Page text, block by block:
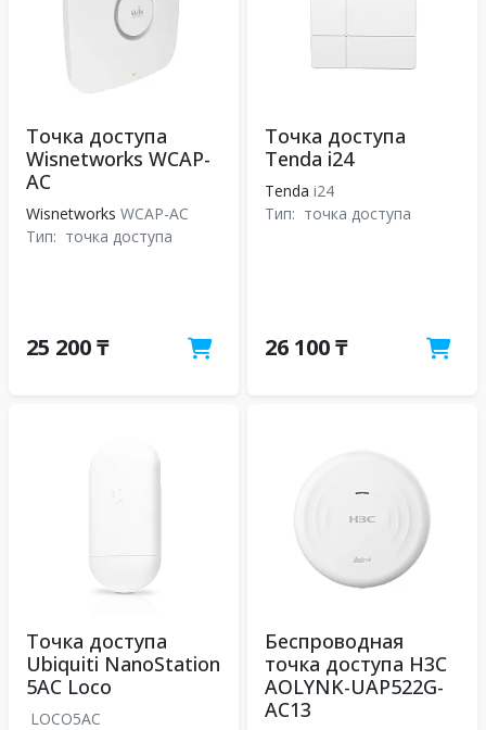
Точка доступа
Wisnetworks WCAP-
AC
Wisnetworks WCAP-AC
Тип: точка доступа
25 200 ₸
Точка доступа
Tenda i24
Tenda i24
Тип: точка доступа
26 100 ₸
Точка доступа
Ubiquiti NanoStation
5AC Loco
LOCO5AC
Беспроводная
точка доступа H3C
AOLYNK-UAP522G-
AC13